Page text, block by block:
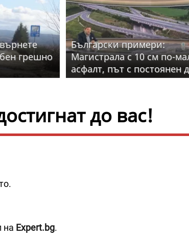
грешно
Български примери:
Магистрала с 10 см по-
асфалт, път с постоянен
от камъни
до вас!
на Expert.bg.